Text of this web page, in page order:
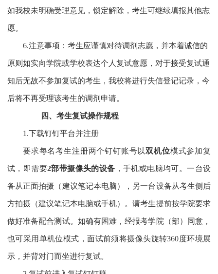
如我校未明确受理意见，锁定解除，考生可继续填报其他志
愿。
6.注意事项：考生应谨慎对待调剂志愿，并本着诚信的
原则如实向学院或学校表达个人复试意愿，对于接受复试通
知后无故不参加复试的考生，我校将进行失信登记记录，今
后将不再受理该考生的调剂申请。
四、 考生复试操作规程
1.下载钉钉平台并注册
要求每名考生注册两个钉钉账号以双机位模式参加复
试，即需要2部带摄像头的设备 ，手机或电脑均可。一台设
备从正面拍摄（建议笔记本电脑），另一台设备从考生侧后
方拍摄（建议笔记本电脑或手机）。请考生提前按学院要求
做好准备配合测试。如确有困难，经报考学院（部）同意，
也可采用单机位模式，面试前须将摄像头旋转360度环境展
示，并背对门而坐进行复试。